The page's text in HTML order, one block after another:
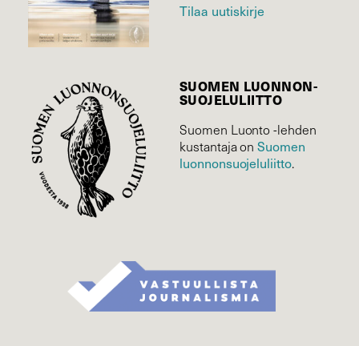
Tilaa uutiskirje
SUOMEN LUONNON­
SUOJELU­LIITTO
Suomen Luonto -lehden
kustantaja onSuomen
luonnonsuojelu­liitto.